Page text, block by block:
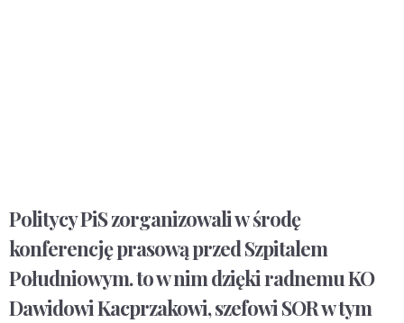
Politycy PiS zorganizowali w środę
konferencję prasową przed Szpitalem
Południowym. to w nim dzięki radnemu KO
Dawidowi Kacprzakowi, szefowi SOR w tym